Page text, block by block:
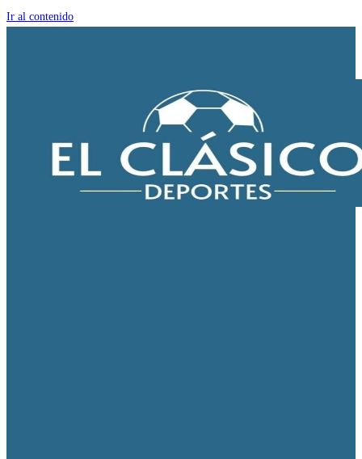
Ir al contenido